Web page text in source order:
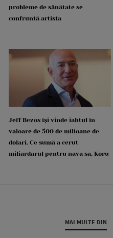
probleme de sănătate se
confruntă artista
Jeff Bezos își vinde iahtul în
valoare de 500 de milioane de
dolari. Ce sumă a cerut
miliardarul pentru nava sa, Koru
MAI MULTE DIN